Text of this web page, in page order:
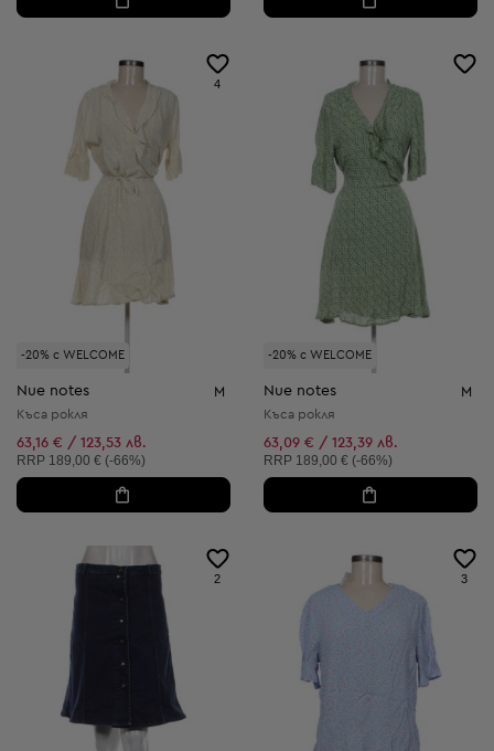
-20% с WELCOME
4
Nue notes M
Къса рокля
63,16 € / 123,53 лв.
Препоръчителна цена:
RRP 189,00 € (-66%)
-20% с WELCOME
Nue notes M
Къса рокля
63,09 € / 123,39 лв.
Препоръчителна цена:
RRP 189,00 € (-66%)
2 3